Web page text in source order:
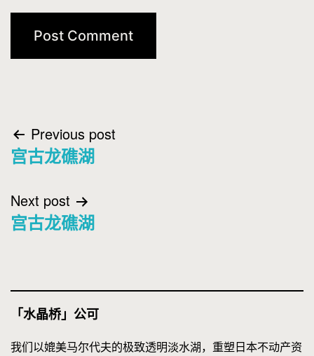
Post
navigation
Previous post
宫古龙礁湖
Next post
宫古龙礁湖
「水晶桥」公可
我们以媲美马尔代夫的极致透明淡水湖，重塑日本不动产资